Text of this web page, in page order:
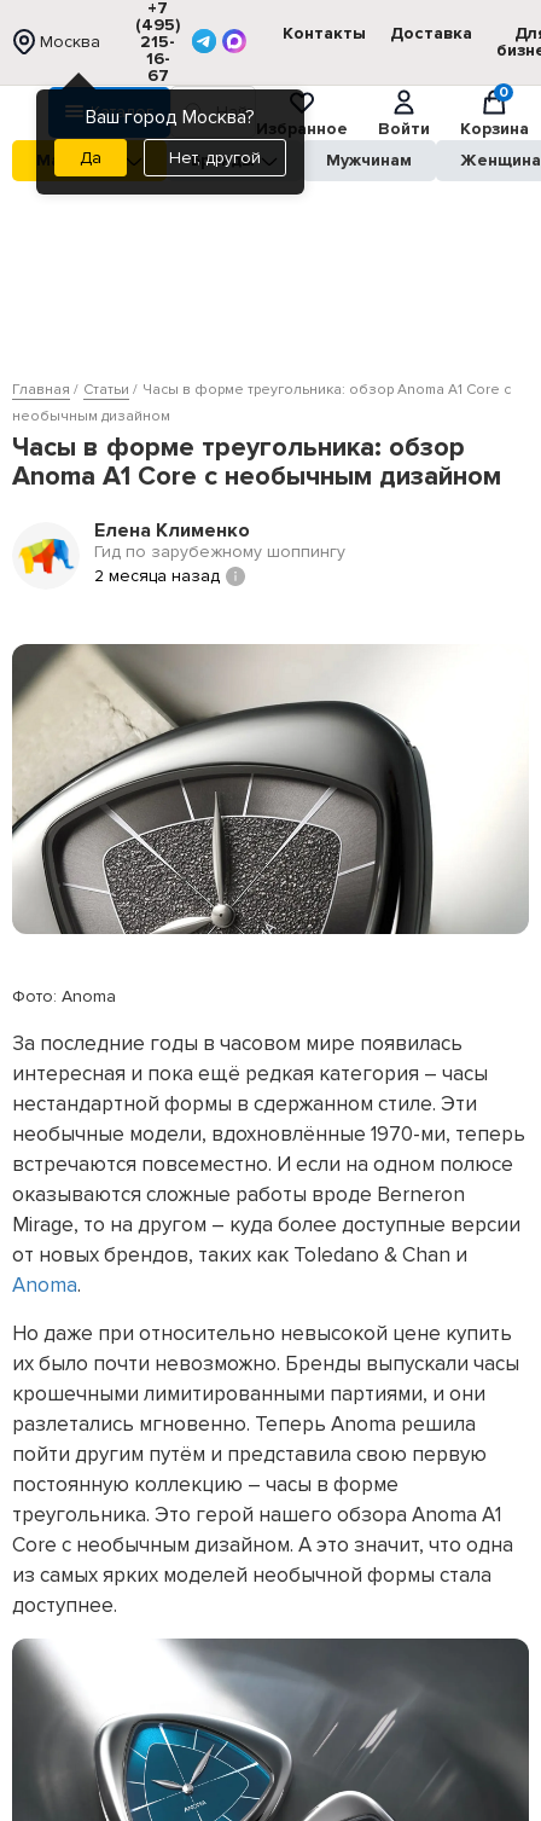
Москва
Ваш город Москва?
Нет, другой
+7
(495)
215-
16-
67
Контакты Доставка
Каталог
Избранное
Войти
0
Корзина
Магазины
Бренды Мужчинам
Главная Статьи
Часы в форме треугольника: обзор Anoma A1 Core с
необычным дизайном
Часы в форме треугольника: обзор
Anoma A1 Core с необычным дизайном
Елена Клименко
Гид по зарубежному шоппингу
2 месяца назад
Фото: Anoma
За последние годы в часовом мире появилась
интересная и пока ещё редкая категория – часы
нестандартной формы в сдержанном стиле. Эти
необычные модели, вдохновлённые 1970-ми, теперь
встречаются повсеместно. И если на одном полюсе
оказываются сложные работы вроде Berneron
Mirage, то на другом – куда более доступные версии
от новых брендов, таких как Toledano & Chan и
Anoma.
Но даже при относительно невысокой цене купить
их было почти невозможно. Бренды выпускали часы
крошечными лимитированными партиями, и они
разлетались мгновенно. Теперь Anoma решила
пойти другим путём и представила свою первую
постоянную коллекцию – часы в форме
треугольника. Это герой нашего обзора Anoma A1
Core с необычным дизайном. А это значит, что одна
из самых ярких моделей необычной формы стала
доступнее.